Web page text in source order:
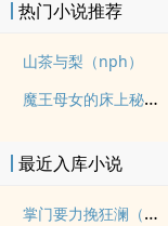
热门小说推荐
山茶与梨（nph）
魔王母女的床上秘情（gl乱伦）
最近入库小说
掌门要力挽狂澜（重生NPH)